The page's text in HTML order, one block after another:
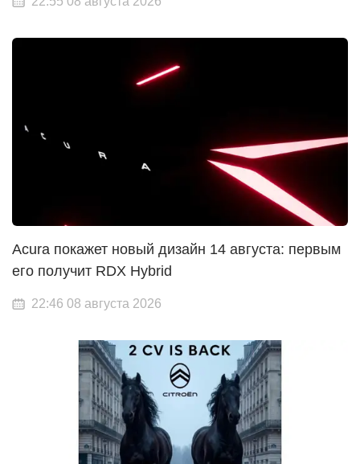
Acura покажет новый дизайн 14 августа: первым
его получит RDX Hybrid
22:46 08 августа 2026